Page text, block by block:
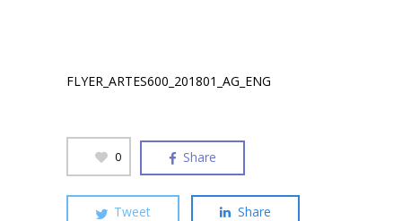
FLYER_ARTES600_201801_AG_ENG
0 Share
Tweet Share